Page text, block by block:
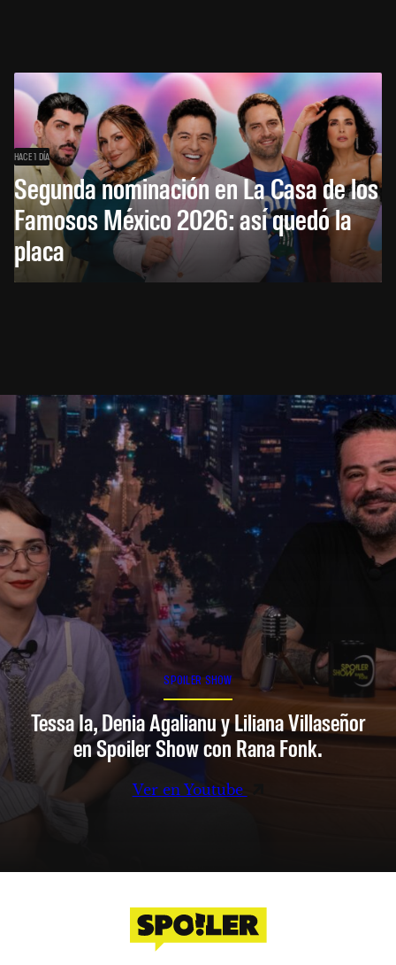
HACE 1 DÍA
Segunda nominación en La Casa de los
Famosos México 2026: así quedó la
placa
SPOILER SHOW
Tessa Ia, Denia Agalianu y Liliana Villaseñor
en Spoiler Show con Rana Fonk.
Ver en Youtube